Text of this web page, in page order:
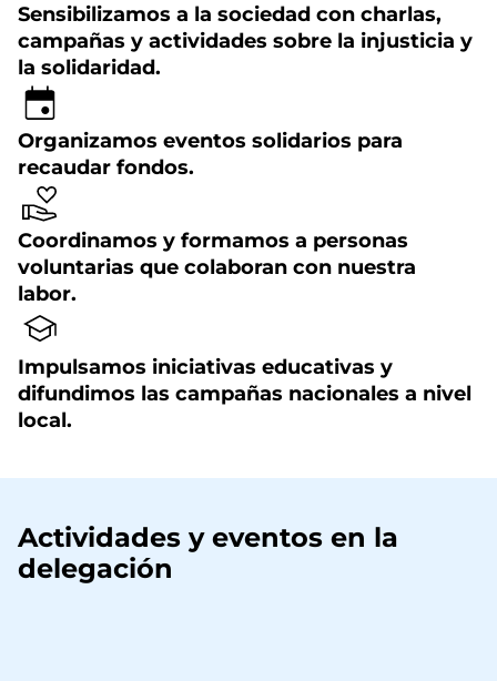
Sensibilizamos a la sociedad con charlas,
campañas y actividades sobre la injusticia y
la solidaridad.
Organizamos eventos solidarios para
recaudar fondos.
Coordinamos y formamos a personas
voluntarias que colaboran con nuestra
labor.
Impulsamos iniciativas educativas y
difundimos las campañas nacionales a nivel
local.
Actividades y eventos en la
delegación